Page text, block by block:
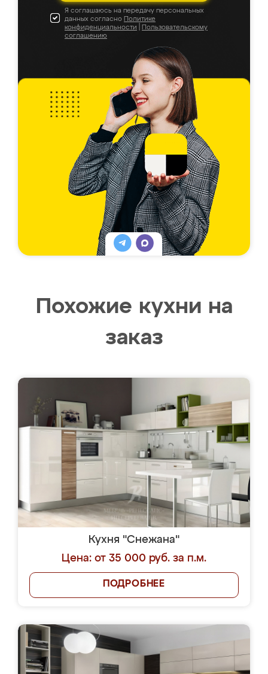
Я соглашаюсь на передачу персональных
данных согласно Политике
конфиденциальности
Пользовательскому
соглашению
Похожие кухни на
заказ
Кухня "Снежана"
Цена: от 35 000 руб. за п.м.
ПОДРОБНЕЕ